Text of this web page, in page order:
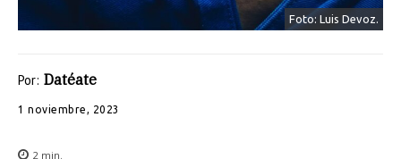
Foto: Luis Devoz.
Por: Datéate
1 noviembre, 2023
2 min.